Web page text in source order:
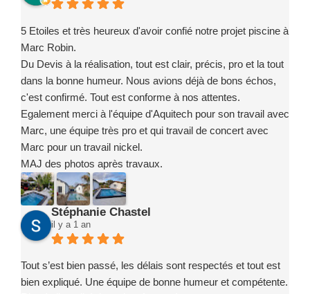
5 Etoiles et très heureux d'avoir confié notre projet piscine à
Marc Robin.
Du Devis à la réalisation, tout est clair, précis, pro et la tout
dans la bonne humeur. Nous avions déjà de bons échos,
c'est confirmé. Tout est conforme à nos attentes.
Egalement merci à l'équipe d'Aquitech pour son travail avec
Marc, une équipe très pro et qui travail de concert avec
Marc pour un travail nickel.
MAJ des photos après travaux.
Stéphanie Chastel
il y a 1 an
Tout s’est bien passé, les délais sont respectés et tout est
bien expliqué. Une équipe de bonne humeur et compétente.